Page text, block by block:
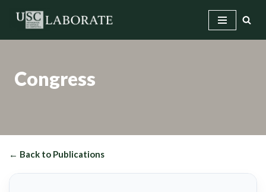
Congress
← Back to Publications